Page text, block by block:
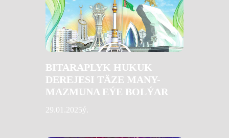
BITARAPLYK HUKUK
DEREJESI TÄZE MANY-
MAZMUNA EÝE BOLÝAR
29.01.2025ý.